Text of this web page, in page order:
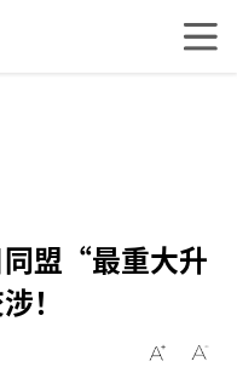
盟“最重大升
！